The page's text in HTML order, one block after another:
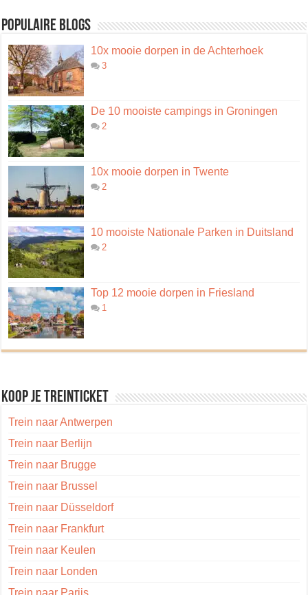
Populaire blogs
10x mooie dorpen in de Achterhoek
3
De 10 mooiste campings in Groningen
2
10x mooie dorpen in Twente
2
10 mooiste Nationale Parken in Duitsland
2
Top 12 mooie dorpen in Friesland
1
Koop je treinticket
Trein naar Antwerpen
Trein naar Berlijn
Trein naar Brugge
Trein naar Brussel
Trein naar Düsseldorf
Trein naar Frankfurt
Trein naar Keulen
Trein naar Londen
Trein naar Parijs